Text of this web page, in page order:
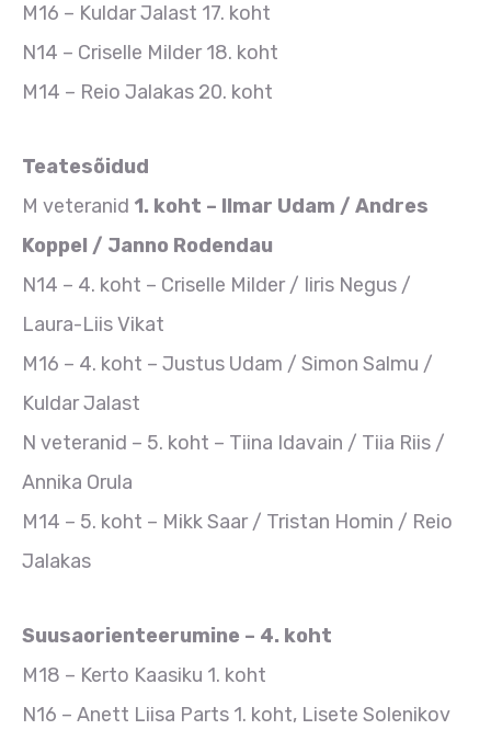
M16 – Kuldar Jalast 17. koht
N14 – Criselle Milder 18. koht
M14 – Reio Jalakas 20. koht
Teatesõidud
M veteranid 1. koht – Ilmar Udam / Andres
Koppel / Janno Rodendau
N14 – 4. koht – Criselle Milder / Iiris Negus /
Laura-Liis Vikat
M16 – 4. koht – Justus Udam / Simon Salmu /
Kuldar Jalast
N veteranid – 5. koht – Tiina Idavain / Tiia Riis /
Annika Orula
M14 – 5. koht – Mikk Saar / Tristan Homin / Reio
Jalakas
Suusaorienteerumine – 4. koht
M18 – Kerto Kaasiku 1. koht
N16 – Anett Liisa Parts 1. koht, Lisete Solenikov